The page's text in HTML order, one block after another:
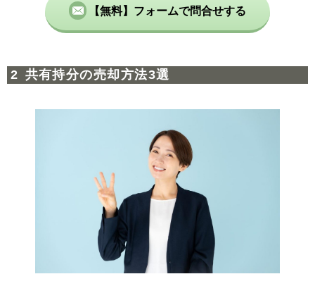
【無料】フォームで問合せする
共有持分の売却方法3選